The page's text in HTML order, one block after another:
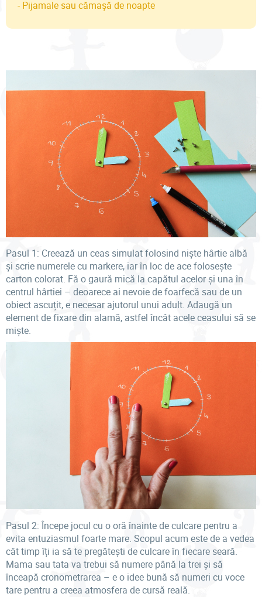
- Pijamale sau cămașă de noapte
Pasul 1: Creează un ceas simulat folosind niște hârtie albă
și scrie numerele cu markere, iar în loc de ace folosește
carton colorat. Fă o gaură mică la capătul acelor și una în
centrul hârtiei – deoarece ai nevoie de foarfecă sau de un
obiect ascuțit, e necesar ajutorul unui adult. Adaugă un
element de fixare din alamă, astfel încât acele ceasului să se
miște.
Pasul 2: Începe jocul cu o oră înainte de culcare pentru a
evita entuziasmul foarte mare. Scopul acum este de a vedea
cât timp îți ia să te pregătești de culcare în fiecare seară.
Mama sau tata va trebui să numere până la trei și să
înceapă cronometrarea – e o idee bună să numeri cu voce
tare pentru a creea atmosfera de cursă reală.